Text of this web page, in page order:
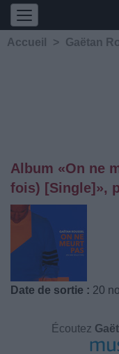
Accueil > Gaëtan
Album «On ne
fois) [Single]»,
Date de sortie : 20
Écoutez